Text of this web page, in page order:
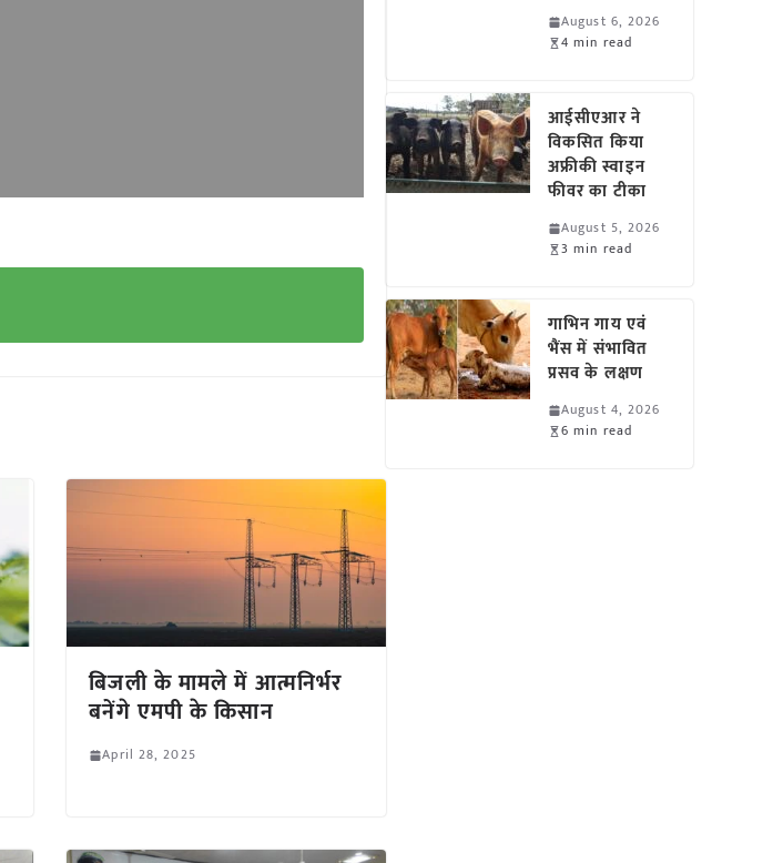
बिजली के मामले में आत्मनिर्भर
बनेंगे एमपी के किसान
April 28, 2025
August 6, 2026
4 min read
आईसीएआर ने
विकसित किया
अफ्रीकी स्वाइन
फीवर का टीका
August 5, 2026
3 min read
गाभिन गाय एवं
भैंस में संभावित
प्रसव के लक्षण
August 4, 2026
6 min read